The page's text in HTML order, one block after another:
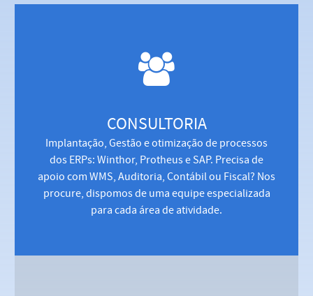
CONSULTORIA
Implantação, Gestão e otimização de processos
dos ERPs: Winthor, Protheus e SAP. Precisa de
apoio com WMS, Auditoria, Contábil ou Fiscal? Nos
procure, dispomos de uma equipe especializada
para cada área de atividade.